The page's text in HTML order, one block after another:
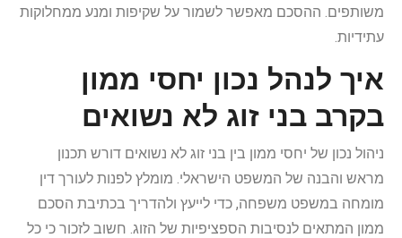
משותפים. ההסכם מאפשר לשמור על שקיפות ומנע ממחלוקות
עתידיות.
איך לנהל נכון יחסי ממון
בקרב בני זוג לא נשואים
ניהול נכון של יחסי ממון בין בני זוג לא נשואים דורש תכנון
מראש והבנה של המשפט הישראלי. מומלץ לפנות לעורך דין
מומחה במשפט משפחה, כדי לייעץ ולהדריך בכתיבת הסכם
ממון המתאים לנסיבות הספציפיות של הזוג. חשוב לזכור כי כל